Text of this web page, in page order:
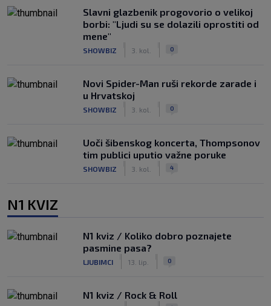
Slavni glazbenik progovorio o velikoj
borbi: "Ljudi su se dolazili oprostiti od
mene"
SHOWBIZ 3. kol. 0
Novi Spider-Man ruši rekorde zarade i
u Hrvatskoj
SHOWBIZ 3. kol. 0
Uoči šibenskog koncerta, Thompsonov
tim publici uputio važne poruke
SHOWBIZ 3. kol. 4
N1 KVIZ
N1 kviz / Koliko dobro poznajete
pasmine pasa?
LJUBIMCI 13. lip. 0
N1 kviz / Rock & Roll